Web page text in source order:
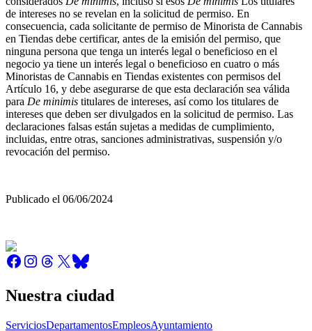
de intereses no se revelan en la solicitud de permiso. En
consecuencia, cada solicitante de permiso de Minorista de Cannabis
en Tiendas debe certificar, antes de la emisión del permiso, que
ninguna persona que tenga un interés legal o beneficioso en el
negocio ya tiene un interés legal o beneficioso en cuatro o más
Minoristas de Cannabis en Tiendas existentes con permisos del
Artículo 16, y debe asegurarse de que esta declaración sea válida
para De minimis titulares de intereses, así como los titulares de
intereses que deben ser divulgados en la solicitud de permiso. Las
declaraciones falsas están sujetas a medidas de cumplimiento,
incluidas, entre otras, sanciones administrativas, suspensión y/o
revocación del permiso.
Publicado el 06/06/2024
Nuestra ciudad
ServiciosDepartamentosEmpleosAyuntamiento